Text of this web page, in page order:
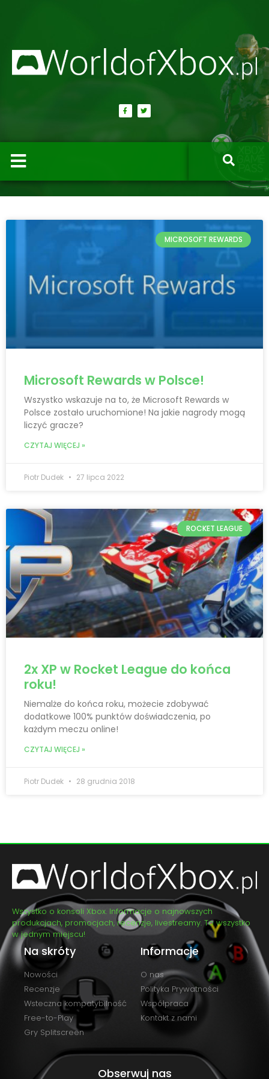
MICROSOFT REWARDS
Microsoft Rewards w Polsce!
Wszystko wskazuje na to, że Microsoft Rewards w
Polsce zostało uruchomione! Na jakie nagrody mogą
liczyć gracze?
CZYTAJ WIĘCEJ »
Piotr Dudek 27 lipca 2022
ROCKET LEAGUE
2x XP w Rocket League do końca
roku!
Niemalże do końca roku, możecie zdobywać
dodatkowe 100% punktów doświadczenia, po
każdym meczu online!
CZYTAJ WIĘCEJ »
Piotr Dudek 28 grudnia 2018
Wszystko o konsoli Xbox. Informacje o najnowszych
produkcjach, promocjach, recenzje, livestreamy. To wszystko
w jednym miejscu!
Na skróty
Nowości
Recenzje
Wsteczna kompatybilność
Free-to-Play
Gry Splitscreen
Informacje
O nas
Polityka Prywatności
Współpraca
Kontakt z nami
Obserwuj nas